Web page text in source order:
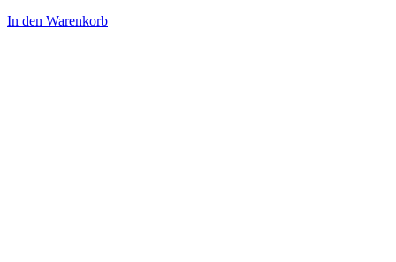
In den Warenkorb